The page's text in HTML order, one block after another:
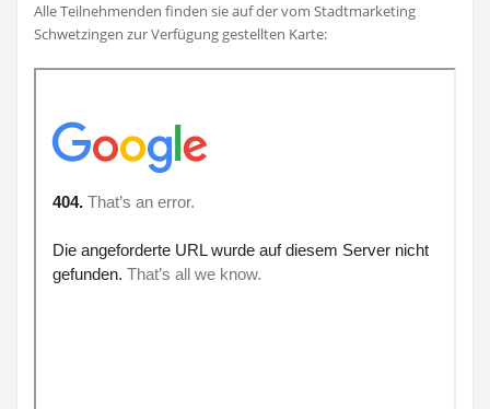
Alle Teilnehmenden finden sie auf der vom Stadtmarketing
Schwetzingen zur Verfügung gestellten Karte: